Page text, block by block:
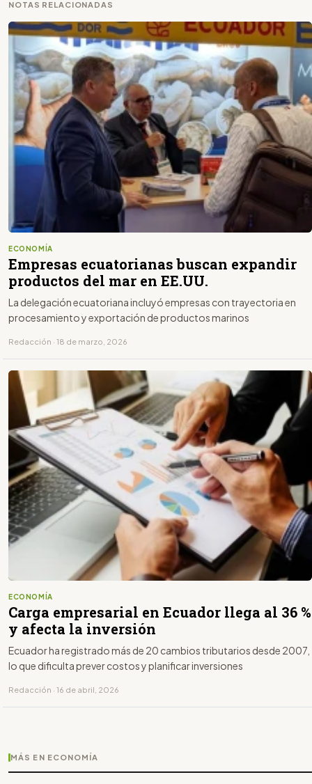
NOTAS RELACIONADAS
ECONOMÍA
Empresas ecuatorianas buscan expandir
productos del mar en EE.UU.
La delegación ecuatoriana incluyó empresas con trayectoria en
procesamiento y exportación de productos marinos
Redacción · 18 de marzo, 2026
ECONOMÍA
Carga empresarial en Ecuador llega al 36 %
y afecta la inversión
Ecuador ha registrado más de 20 cambios tributarios desde 2007,
lo que dificulta prever costos y planificar inversiones
Redacción · 16 de abril, 2026
MÁS EN ECONOMÍA